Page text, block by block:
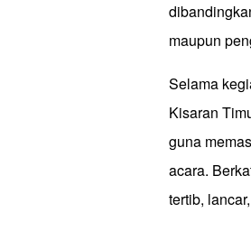
maupun
Selama
Kisaran
guna
acara.
tertib,